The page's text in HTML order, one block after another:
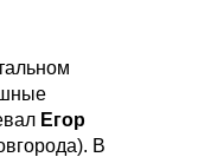
Егор
В